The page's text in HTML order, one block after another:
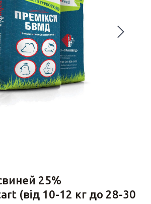
25%
(від 10-12 кг до 28-30